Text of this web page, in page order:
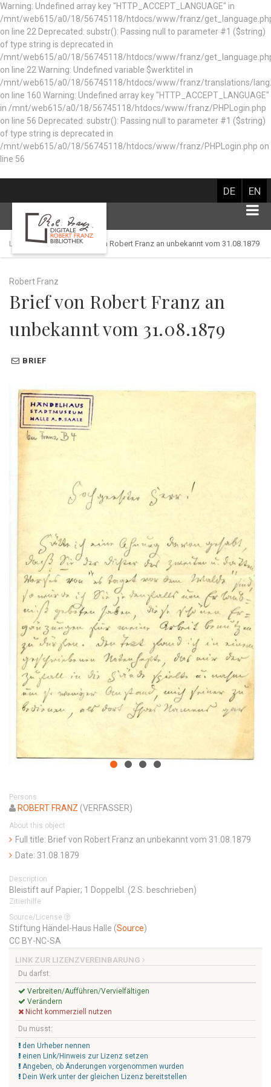
Warning: Undefined array key "HTTP_ACCEPT_LANGUAGE" in
/mnt/web615/a0/18/56745118/htdocs/www/franz/
on line 22 Deprecated: substr(): Passing null to parameter #1 ($string)
of type string is deprecated in
/mnt/web615/a0/18/56745118/htdocs/www/franz/
on line 22 Warning: Undefined variable $werktitel in
/mnt/web615/a0/18/56745118/htdocs/www/franz/translations/
on line 160 Warning: Undefined array key "HTTP_ACCEPT_LANGUAGE"
in /mnt/web615/a0/18/56745118/htdocs/www/franz/PHPLogin.php
on line 56 Deprecated: substr(): Passing null to parameter #1 ($string)
of type string is deprecated in
/mnt/web615/a0/18/56745118/htdocs/www/franz/PHPLogin.php on
line 56
DE EN
Library catalog Brief von Robert Franz an unbekannt vom 31.08.1879
Robert Franz
Brief von Robert Franz an
unbekannt vom 31.08.1879
BRIEF
Persons
ROBERT FRANZ (VERFASSER)
About this object
Full title: Brief von Robert Franz an unbekannt vom 31.08.1879
Date: 31.08.1879
Description
Bleistift auf Papier; 1 Doppelbl. (2 S. beschrieben)
Zitierhilfe
Source/License
Stiftung Händel-Haus Halle (Source)
CC BY-NC-SA
LINK ZUR LIZENZVEREINBARUNG
Du darfst:
Verbreiten/Aufführen/Vervielfältigen
Verändern
Nicht kommerziell nutzen
Du musst:
den Urheber nennen
einen Link/Hinweis zur Lizenz setzen
Angeben, ob Änderungen vorgenommen wurden
Dein Werk unter der gleichen Lizenz bereitstellen